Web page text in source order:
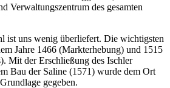
Verwaltungszentrum des gesamten
ist uns wenig überliefert. Die wichtigsten
Jahre 1466 (Markterhebung) und 1515
Mit der Erschließung des Ischler
Bau der Saline (1571) wurde dem Ort
gegeben.